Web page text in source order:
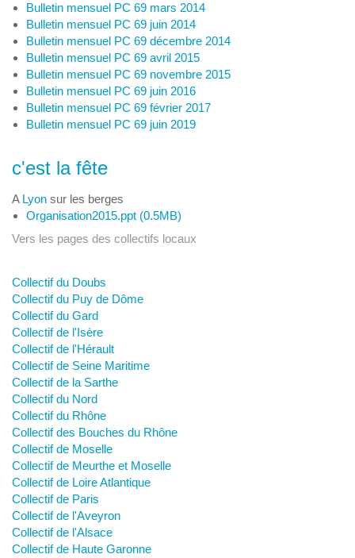
Bulletin mensuel PC 69 mars 2014
Bulletin mensuel PC 69 juin 2014
Bulletin mensuel PC 69 décembre 2014
Bulletin mensuel PC 69 avril 2015
Bulletin mensuel PC 69 novembre 2015
Bulletin mensuel PC 69 juin 2016
Bulletin mensuel PC 69 février 2017
Bulletin mensuel PC 69 juin 2019
c'est la fête
A Lyon sur les berges
Organisation2015.ppt (0.5MB)
Vers les pages des collectifs locaux
Collectif du Doubs
Collectif du Puy de Dôme
Collectif du Gard
Collectif de l'Isère
Collectif de l'Hérault
Collectif de Seine Maritime
Collectif de la Sarthe
Collectif du Nord
Collectif du Rhône
Collectif des Bouches du Rhône
Collectif de Moselle
Collectif de Meurthe et Moselle
Collectif de Loire Atlantique
Collectif de Paris
Collectif de l'Aveyron
Collectif de l'Alsace
Collectif de Haute Garonne